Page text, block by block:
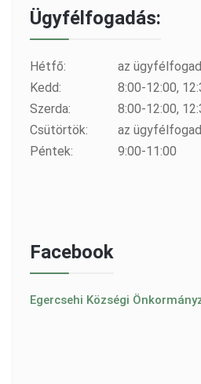
Ügyfélfogadás:
Hétfő:
az
Kedd:
8:00-12:00,
Szerda:
8:00-12:00,
Csütörtök:
az
Péntek:
9:00-11:00
Facebook
Egercsehi Községi